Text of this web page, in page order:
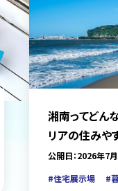
湘南ってどん
リアの住みや
をご紹介
公開日：2026年7
#住宅展示場
#